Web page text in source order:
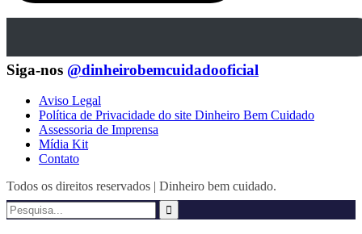
Siga-nos @dinheirobemcuidadooficial
Aviso Legal
Política de Privacidade do site Dinheiro Bem Cuidado
Assessoria de Imprensa
Mídia Kit
Contato
Todos os direitos reservados | Dinheiro bem cuidado.